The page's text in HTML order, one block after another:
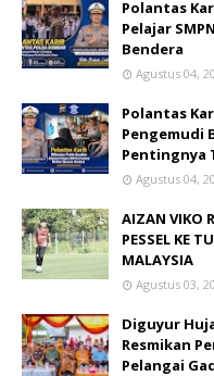
Polantas
Pelajar
Bendera
Agustus 04,
Polantas
Pengemudi
Pentingnya
Agustus 04,
AIZAN VIKO
PESSEL KE
MALAYSIA
Agustus 03,
Diguyur
Resmikan
Pelangai